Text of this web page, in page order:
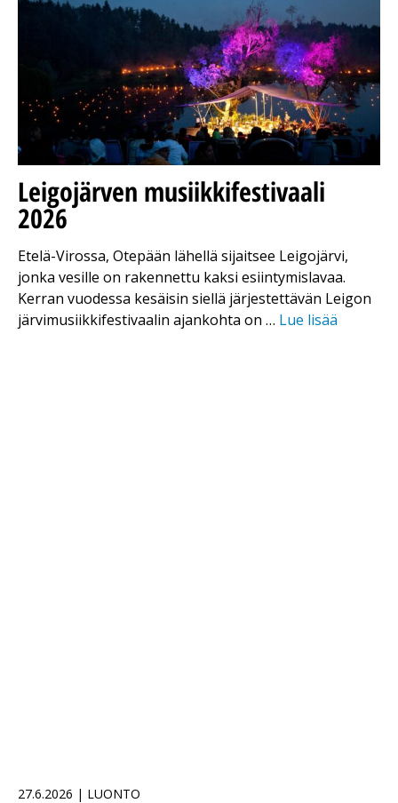
Leigojärven musiikkifestivaali
2026
Etelä-Virossa, Otepään lähellä sijaitsee Leigojärvi,
jonka vesille on rakennettu kaksi esiintymislavaa.
Kerran vuodessa kesäisin siellä järjestettävän Leigon
järvimusiikkifestivaalin ajankohta on … Lue lisää
27.6.2026 | LUONTO